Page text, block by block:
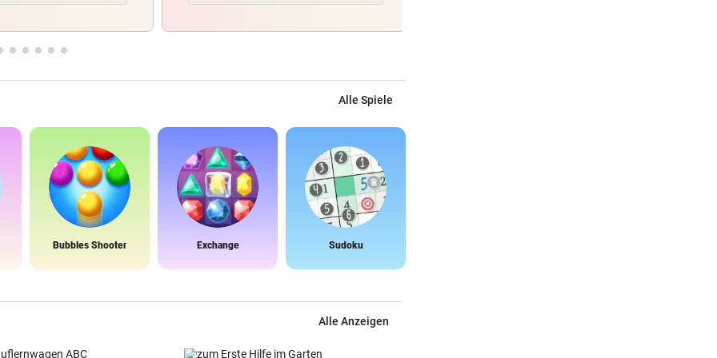
Alle Spiele
Bubbles Shooter Exchange Sudoku
Alle Anzeigen